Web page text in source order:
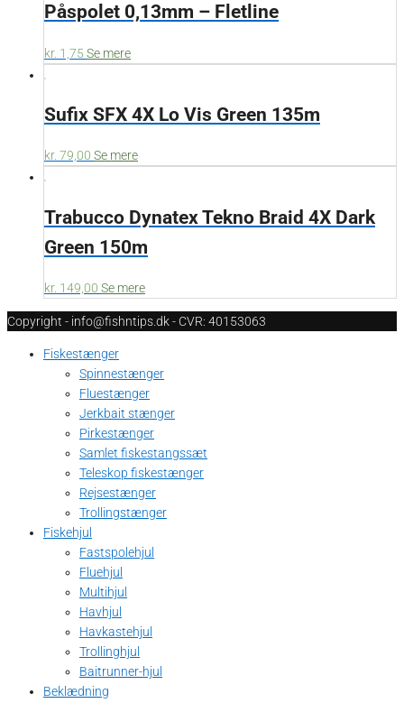
Påspolet 0,13mm – Fletline
kr. 1,75 Se mere
Sufix SFX 4X Lo Vis Green 135m
kr. 79,00 Se mere
Trabucco Dynatex Tekno Braid 4X Dark
Green 150m
kr. 149,00 Se mere
Copyright - info@fishntips.dk - CVR: 40153063
Fiskestænger
Spinnestænger
Fluestænger
Jerkbait stænger
Pirkestænger
Samlet fiskestangssæt
Teleskop fiskestænger
Rejsestænger
Trollingstænger
Fiskehjul
Fastspolehjul
Fluehjul
Multihjul
Havhjul
Havkastehjul
Trollinghjul
Baitrunner-hjul
Beklædning